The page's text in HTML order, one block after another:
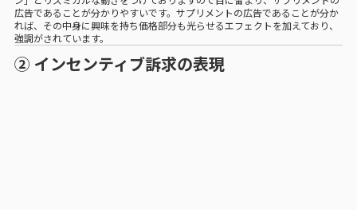
広告であることが分かりやすいです。サプリメントの広告であることが分か
れば、その中身に興味を持ち価格部分も光らせるエフェクトを加えており、
強調がされています。
② インセンティブ訴求の表現